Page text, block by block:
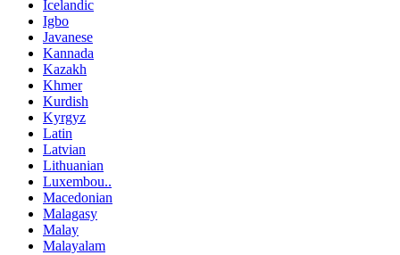
Icelandic
Igbo
Javanese
Kannada
Kazakh
Khmer
Kurdish
Kyrgyz
Latin
Latvian
Lithuanian
Luxembou..
Macedonian
Malagasy
Malay
Malayalam